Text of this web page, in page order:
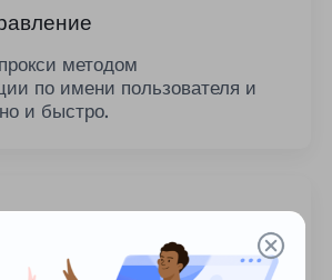
методом
по имени пользователя и
и быстро.